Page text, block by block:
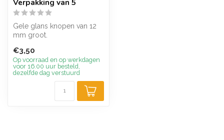
Verpakking van 5
Gele glans knopen van 12
mm groot.
€3,50
Op voorraad en op werkdagen
voor 16.00 uur besteld,
dezelfde dag verstuurd